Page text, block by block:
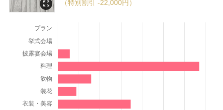
とが
幸いでございます。
隠し味などにハワイアンテイストを盛り込んでおります。
お料理に関しましてもご満足いただけたようで、とても嬉
しく思います。
是非また皆様でハワイアンズに遊びにいらしてください
ね。
（特別割引 -22,000円）